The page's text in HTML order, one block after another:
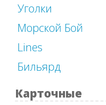
Уголки
Морской Бой
Lines
Бильярд
Карточные